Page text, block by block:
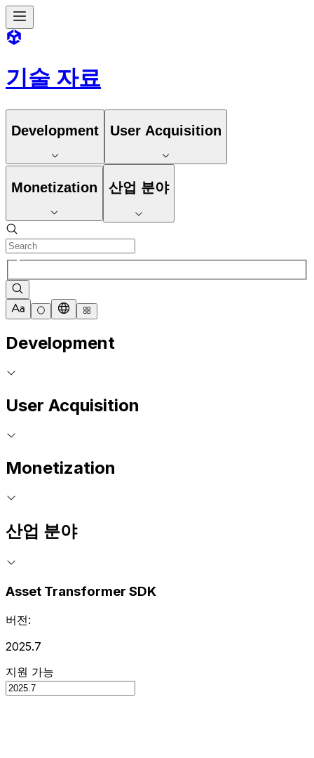
기술 자료
Development User Acquisition
Monetization 산업 분야
Development
User Acquisition
Monetization
산업 분야
Asset Transformer SDK
버전:
2025.7
지원 가능